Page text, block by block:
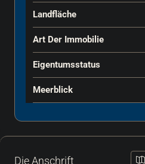
Landfläche
Art Der Immobilie
Eigentumsstatus
Meerblick
Die Anschrift